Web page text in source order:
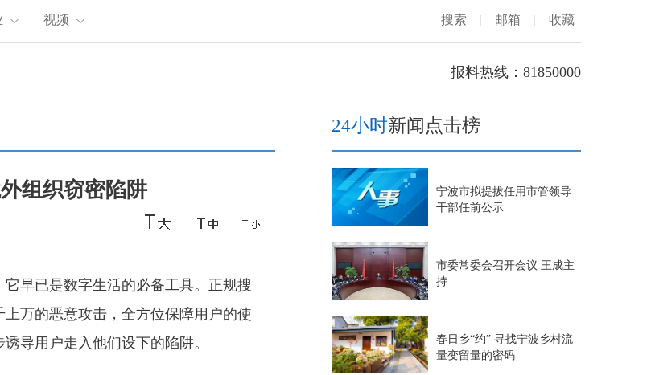
视频 搜索 | 邮箱 | 收藏
报料热线：81850000
组织窃密陷阱
早已是数字生活的必备工具。正规搜
万的恶意攻击，全方位保障用户的使
导用户走入他们设下的陷阱。
24小时新闻点击榜
宁波市拟提拔任用市管领导
干部任前公示
市委常委会召开会议 王成主
持
春日乡“约” 寻找宁波乡村流
量变留量的密码